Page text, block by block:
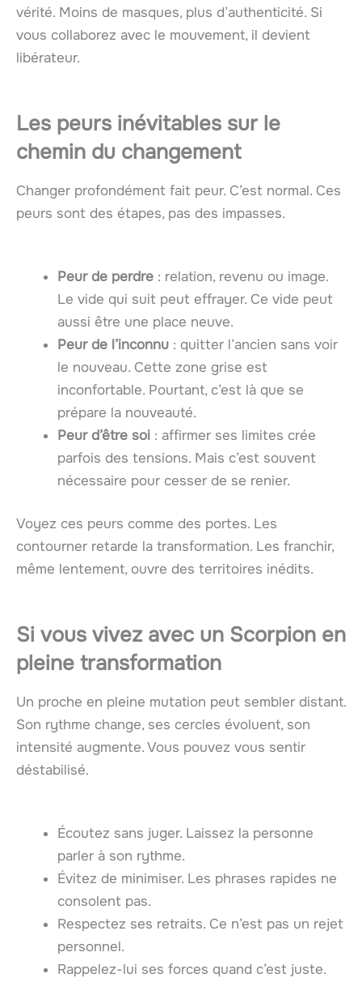
vérité. Moins de masques, plus d’authenticité. Si
vous collaborez avec le mouvement, il devient
libérateur.
Les peurs inévitables sur le
chemin du changement
Changer profondément fait peur. C’est normal. Ces
peurs sont des étapes, pas des impasses.
Peur de perdre : relation, revenu ou image.
Le vide qui suit peut effrayer. Ce vide peut
aussi être une place neuve.
Peur de l’inconnu : quitter l’ancien sans voir
le nouveau. Cette zone grise est
inconfortable. Pourtant, c’est là que se
prépare la nouveauté.
Peur d’être soi : affirmer ses limites crée
parfois des tensions. Mais c’est souvent
nécessaire pour cesser de se renier.
Voyez ces peurs comme des portes. Les
contourner retarde la transformation. Les franchir,
même lentement, ouvre des territoires inédits.
Si vous vivez avec un Scorpion en
pleine transformation
Un proche en pleine mutation peut sembler distant.
Son rythme change, ses cercles évoluent, son
intensité augmente. Vous pouvez vous sentir
déstabilisé.
Écoutez sans juger. Laissez la personne
parler à son rythme.
Évitez de minimiser. Les phrases rapides ne
consolent pas.
Respectez ses retraits. Ce n’est pas un rejet
personnel.
Rappelez-lui ses forces quand c’est juste.